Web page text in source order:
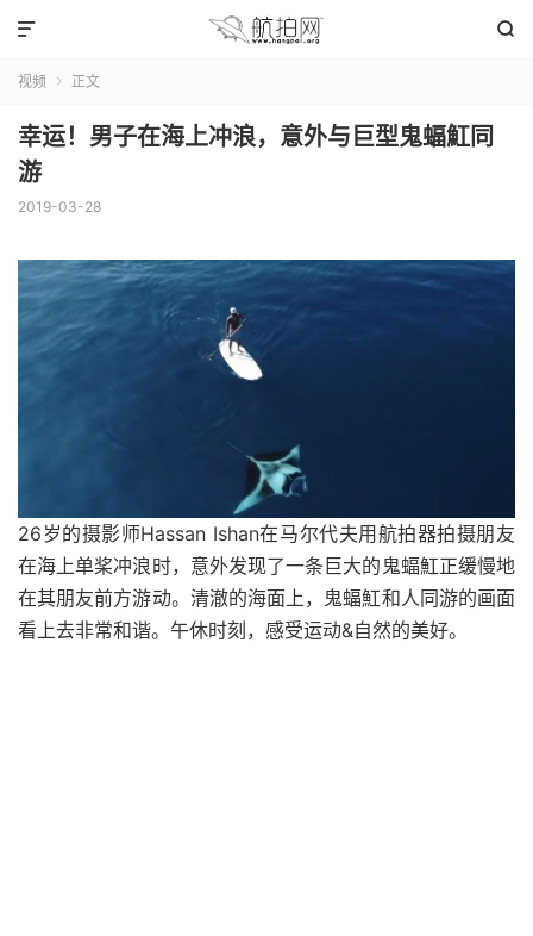


视频  正文
幸运！男子在海上冲浪，意外与巨型鬼蝠魟同
游
2019-03-28
26岁的摄影师Hassan Ishan在马尔代夫用航拍器拍摄朋友
在海上单桨冲浪时，意外发现了一条巨大的鬼蝠魟正缓慢地
在其朋友前方游动。清澈的海面上，鬼蝠魟和人同游的画面
看上去非常和谐。午休时刻，感受运动&自然的美好。